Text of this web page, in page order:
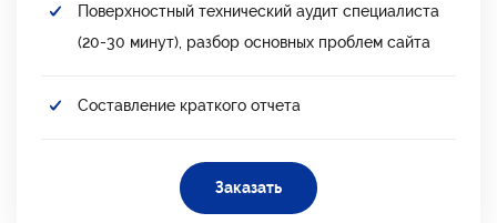
Поверхностный технический аудит специалиста
(20-30 минут), разбор основных проблем сайта
Составление краткого отчета
Заказать